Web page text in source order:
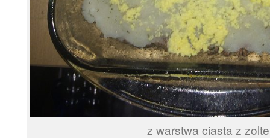
z warstwa ciasta z